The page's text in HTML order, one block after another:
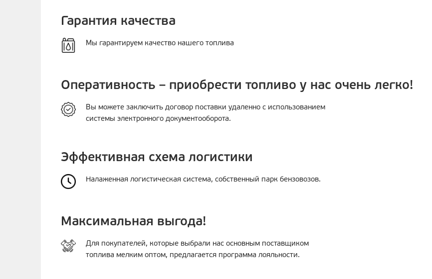
Гарантия качества
Мы гарантируем качество нашего топлива
Оперативность – приобрести топливо у нас очень легко!
Вы можете заключить договор поставки удаленно с использованием
системы электронного документооборота.
Эффективная схема логистики
Налаженная логистическая система, собственный парк бензовозов.
Максимальная выгода!
Для покупателей, которые выбрали нас основным поставщиком
топлива мелким оптом, предлагается программа лояльности.